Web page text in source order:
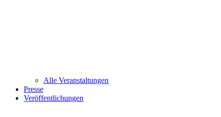
Alle Veranstaltungen
Presse
Veröffentlichungen